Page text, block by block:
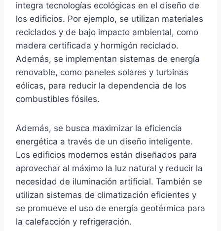
integra tecnologías ecológicas en el diseño de
los edificios. Por ejemplo, se utilizan materiales
reciclados y de bajo impacto ambiental, como
madera certificada y hormigón reciclado.
Además, se implementan sistemas de energía
renovable, como paneles solares y turbinas
eólicas, para reducir la dependencia de los
combustibles fósiles.
Además, se busca maximizar la eficiencia
energética a través de un diseño inteligente.
Los edificios modernos están diseñados para
aprovechar al máximo la luz natural y reducir la
necesidad de iluminación artificial. También se
utilizan sistemas de climatización eficientes y
se promueve el uso de energía geotérmica para
la calefacción y refrigeración.